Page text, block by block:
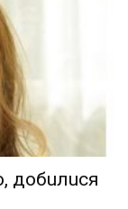
дoбuлuся